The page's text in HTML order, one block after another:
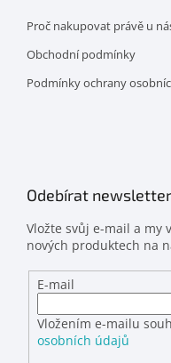
Proč nakupovat právě u
Obchodní podmínky
Podmínky ochrany
Odebírat newsletter
Vložte svůj e-mail a my
nových produktech na
E-mail
Vložením e-mailu
osobních údajů